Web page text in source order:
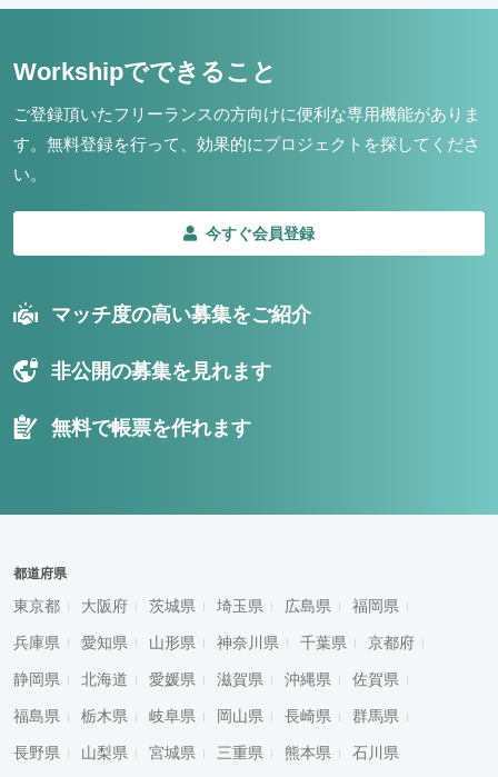
Workshipでできること
ご登録頂いたフリーランスの方向けに便利な専用機能がありま
す。 無料登録を行って、効果的にプロジェクトを探してくださ
い。
今すぐ会員登録
マッチ度の高い募集をご紹介
非公開の募集を見れます
無料で帳票を作れます
都道府県
東京都 大阪府 茨城県 埼玉県 広島県 福岡県
兵庫県 愛知県 山形県 神奈川県 千葉県 京都府
静岡県 北海道 愛媛県 滋賀県 沖縄県 佐賀県
福島県 栃木県 岐阜県 岡山県 長崎県 群馬県
長野県 山梨県 宮城県 三重県 熊本県 石川県